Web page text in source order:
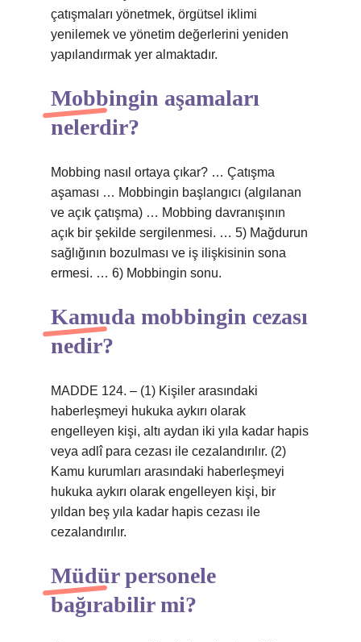
çatışmaları yönetmek, örgütsel iklimi
yenilemek ve yönetim değerlerini yeniden
yapılandırmak yer almaktadır.
Mobbingin aşamaları
nelerdir?
Mobbing nasıl ortaya çıkar? … Çatışma
aşaması … Mobbingin başlangıcı (algılanan
ve açık çatışma) … Mobbing davranışının
açık bir şekilde sergilenmesi. … 5) Mağdurun
sağlığının bozulması ve iş ilişkisinin sona
ermesi. … 6) Mobbingin sonu.
Kamuda mobbingin cezası
nedir?
MADDE 124. – (1) Kişiler arasındaki
haberleşmeyi hukuka aykırı olarak
engelleyen kişi, altı aydan iki yıla kadar hapis
veya adlî para cezası ile cezalandırılır. (2)
Kamu kurumları arasındaki haberleşmeyi
hukuka aykırı olarak engelleyen kişi, bir
yıldan beş yıla kadar hapis cezası ile
cezalandırılır.
Müdür personele
bağırabilir mi?